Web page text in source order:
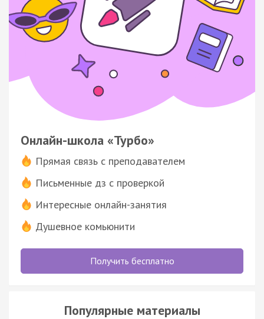
Онлайн-школа «Турбо»
Прямая связь с преподавателем
Письменные дз с проверкой
Интересные онлайн-занятия
Душевное комьюнити
Получить бесплатно
Популярные материалы